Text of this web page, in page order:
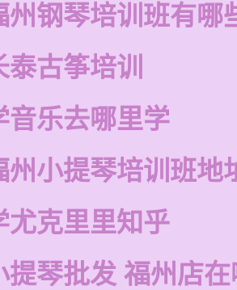
州钢琴培训班有哪
泰古筝培训
音乐去哪里学
州小提琴培训班地
尤克里里知乎
提琴批发 福州店